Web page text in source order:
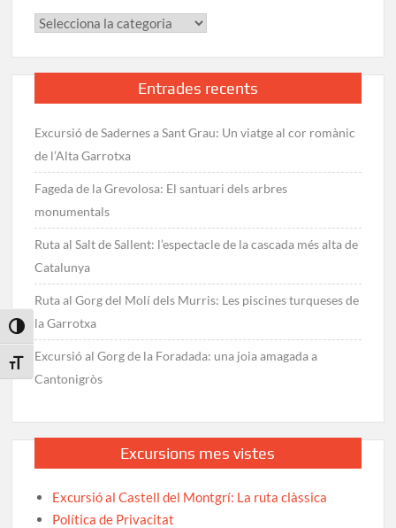
Toggle High Contrast
Toggle Font size
la
Categories
Entrades recents
Excursió de Sadernes a Sant Grau: Un viatge al cor romànic
de l’Alta Garrotxa
Fageda de la Grevolosa: El santuari dels arbres
monumentals
Ruta al Salt de Sallent: l’espectacle de la cascada més alta de
Catalunya
Ruta al Gorg del Molí dels Murris: Les piscines turqueses de
la Garrotxa
Excursió al Gorg de la Foradada: una joia amagada a
Cantonigròs
Excursions mes vistes
Excursió al Castell del Montgrí: La ruta clàssica
Política de Privacitat